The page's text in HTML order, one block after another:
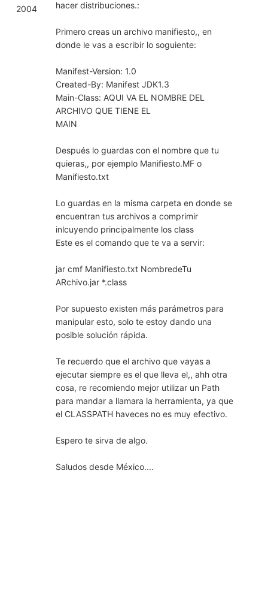
2004
hacer distribuciones.:
Primero creas un archivo manifiesto,, en
donde le vas a escribir lo soguiente:
Manifest-Version: 1.0
Created-By: Manifest JDK1.3
Main-Class: AQUI VA EL NOMBRE DEL
ARCHIVO QUE TIENE EL
MAIN
Después lo guardas con el nombre que tu
quieras,, por ejemplo Manifiesto.MF o
Manifiesto.txt
Lo guardas en la misma carpeta en donde se
encuentran tus archivos a comprimir
inlcuyendo principalmente los class
Este es el comando que te va a servir:
jar cmf Manifiesto.txt NombredeTu
ARchivo.jar *.class
Por supuesto existen más parámetros para
manipular esto, solo te estoy dando una
posible solución rápida.
Te recuerdo que el archivo que vayas a
ejecutar siempre es el que lleva el,, ahh otra
cosa, re recomiendo mejor utilizar un Path
para mandar a llamara la herramienta, ya que
el CLASSPATH haveces no es muy efectivo.
Espero te sirva de algo.
Saludos desde México....